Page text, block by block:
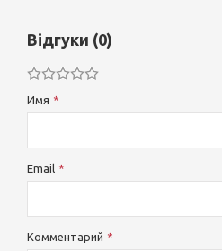
Відгуки (0)
Имя
Email
Комментарий